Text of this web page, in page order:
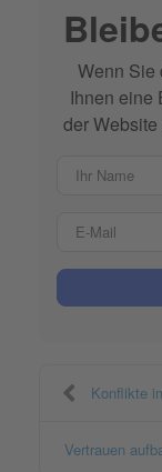
Wenn Sie
Ihnen eine
der
Konflikte
Vertrauen